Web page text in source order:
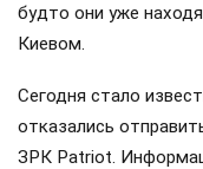
будто они уже
Киевом.
Сегодня стало
отказались
ЗРК Patriot.